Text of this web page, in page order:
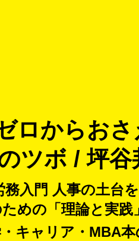
ロからお
ツボ / 坪谷
務入門 人事の土台
めの「理論と実
キャリア・MBA本